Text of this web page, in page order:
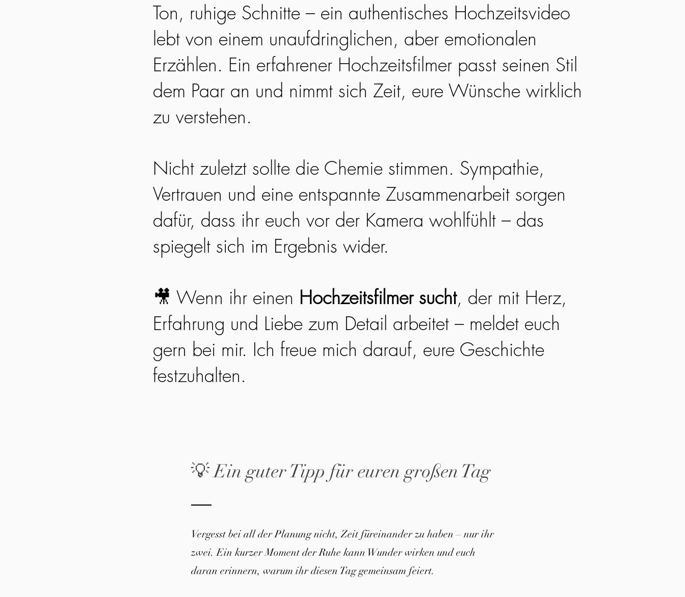
Ton, ruhige Schnitte – ein authentisches Hochzeitsvideo
lebt von einem unaufdringlichen, aber emotionalen
Erzählen. Ein erfahrener Hochzeitsfilmer passt seinen Stil
dem Paar an und nimmt sich Zeit, eure Wünsche wirklich
zu verstehen.
Nicht zuletzt sollte die Chemie stimmen. Sympathie,
Vertrauen und eine entspannte Zusammenarbeit sorgen
dafür, dass ihr euch vor der Kamera wohlfühlt – das
spiegelt sich im Ergebnis wider.
🎥 Wenn ihr einen Hochzeitsfilmer sucht, der mit Herz,
Erfahrung und Liebe zum Detail arbeitet – meldet euch
gern bei mir. Ich freue mich darauf, eure Geschichte
festzuhalten.
💡 Ein guter Tipp für euren großen Tag
Vergesst bei all der Planung nicht, Zeit füreinander zu haben – nur ihr
zwei. Ein kurzer Moment der Ruhe kann Wunder wirken und euch
daran erinnern, warum ihr diesen Tag gemeinsam feiert.